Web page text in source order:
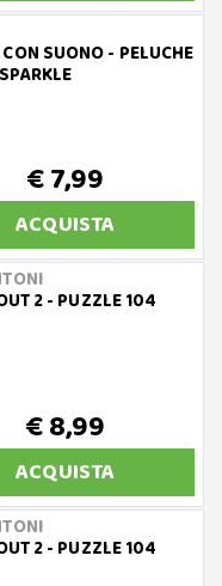
SUONO - PELUCHE
€ 7,99
ACQUISTA
2 - PUZZLE 104
€ 8,99
ACQUISTA
2 - PUZZLE 104